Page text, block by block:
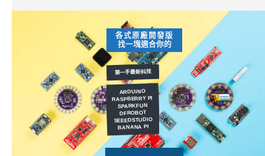
各式原廠開發版
找一塊適合你的
第一手最新科技
ARDUINO
RASPBERRY PI
SPARKFUN
DFROBOT
SEEEDSTUDIO
BANANA PI